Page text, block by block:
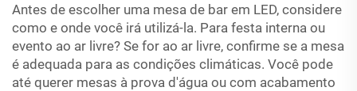
Antes de escolher uma mesa de bar em LED, considere
como e onde você irá utilizá-la. Para festa interna ou
evento ao ar livre? Se for ao ar livre, confirme se a mesa
é adequada para as condições climáticas. Você pode
até querer mesas à prova d'água ou com acabamento